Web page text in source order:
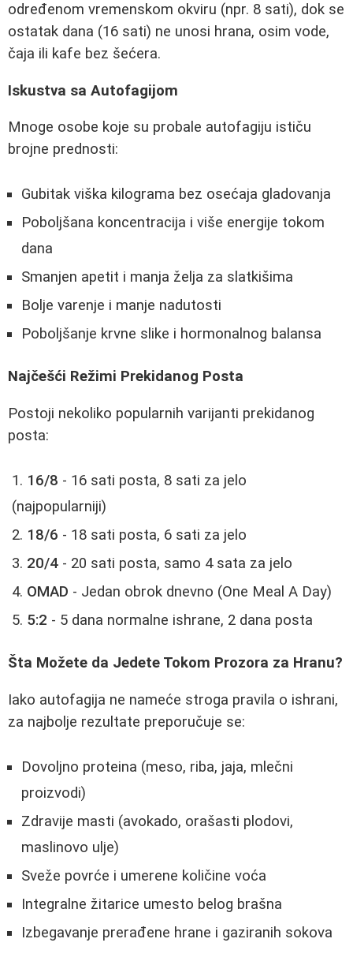
određenom vremenskom okviru (npr. 8 sati), dok se
ostatak dana (16 sati) ne unosi hrana, osim vode,
čaja ili kafe bez šećera.
Iskustva sa Autofagijom
Mnoge osobe koje su probale autofagiju ističu
brojne prednosti:
Gubitak viška kilograma bez osećaja gladovanja
Poboljšana koncentracija i više energije tokom
dana
Smanjen apetit i manja želja za slatkišima
Bolje varenje i manje nadutosti
Poboljšanje krvne slike i hormonalnog balansa
Najčešći Režimi Prekidanog Posta
Postoji nekoliko popularnih varijanti prekidanog
posta:
16/8 - 16 sati posta, 8 sati za jelo
(najpopularniji)
18/6 - 18 sati posta, 6 sati za jelo
20/4 - 20 sati posta, samo 4 sata za jelo
OMAD - Jedan obrok dnevno (One Meal A Day)
5:2 - 5 dana normalne ishrane, 2 dana posta
Šta Možete da Jedete Tokom Prozora za Hranu?
Iako autofagija ne nameće stroga pravila o ishrani,
za najbolje rezultate preporučuje se:
Dovoljno proteina (meso, riba, jaja, mlečni
proizvodi)
Zdravije masti (avokado, orašasti plodovi,
maslinovo ulje)
Sveže povrće i umerene količine voća
Integralne žitarice umesto belog brašna
Izbegavanje prerađene hrane i gaziranih sokova